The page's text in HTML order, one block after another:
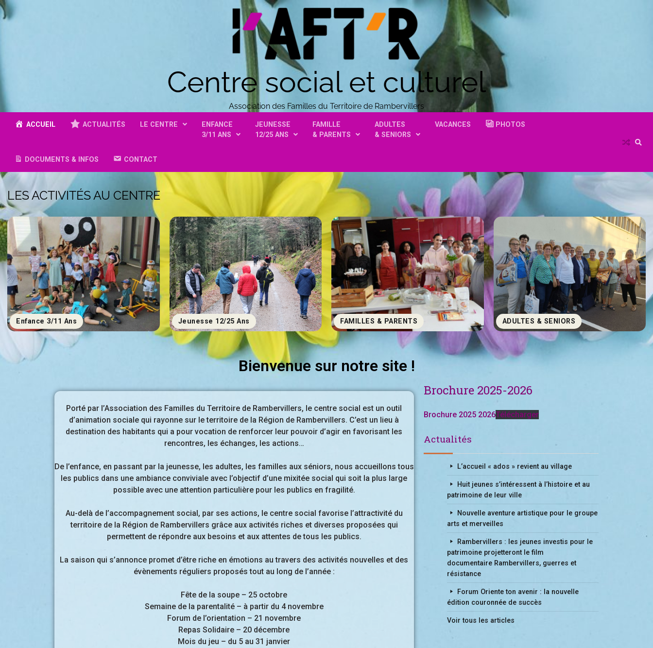
Centre social et culturel
Association des Familles du Territoire de Rambervillers
ACCUEIL ACTUALITÉS LE CENTRE
ENFANCE
3/11 ANS
JEUNESSE
12/25 ANS
FAMILLE
& PARENTS
ADULTES
& SENIORS
VACANCES PHOTOS
DOCUMENTS & INFOS CONTACT
LES ACTIVITÉS AU CENTRE
Enfance 3/11 Ans Jeunesse 12/25 Ans FAMILLES & PARENTS ADULTES & SENIORS
Bienvenue sur notre site !
Porté par l’Association des Familles du Territoire de Rambervillers, le centre social est un outil
d’animation sociale qui rayonne sur le territoire de la Région de Rambervillers. C’est un lieu à
destination des habitants qui a pour vocation de renforcer leur pouvoir d’agir en favorisant les
rencontres, les échanges, les actions…
De l’enfance, en passant par la jeunesse, les adultes, les familles aux séniors, nous accueillons tous
les publics dans une ambiance conviviale avec l’objectif d’une mixitée social qui soit la plus large
possible avec une attention particulière pour les publics en fragilité.
Au-delà de l’accompagnement social, par ses actions, le centre social favorise l’attractivité du
territoire de la Région de Rambervillers grâce aux activités riches et diverses proposées qui
permettent de répondre aux besoins et aux attentes de tous les publics.
La saison qui s’annonce promet d’être riche en émotions au travers des activités nouvelles et des
évènements réguliers proposés tout au long de l’année :
Fête de la soupe – 25 octobre
Semaine de la parentalité – à partir du 4 novembre
Forum de l’orientation – 21 novembre
Repas Solidaire – 20 décembre
Mois du jeu – du 5 au 31 janvier
Brochure 2025-2026
Brochure 2025 2026Télécharger
Actualités
L’accueil « ados » revient au village
Huit jeunes s’intéressent à l’histoire et au
patrimoine de leur ville
Nouvelle aventure artistique pour le groupe
arts et merveilles
Rambervillers : les jeunes investis pour le
patrimoine projetteront le film
documentaire Rambervillers, guerres et
résistance
Forum Oriente ton avenir : la nouvelle
édition couronnée de succès
Voir tous les articles